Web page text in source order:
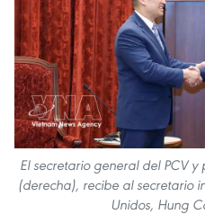
El secretario general del PCV
(derecha), recibe al secretario
Unidos, Hung